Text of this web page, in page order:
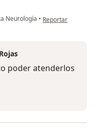
Neurología • en opinión del
Reportar
poder atenderlos